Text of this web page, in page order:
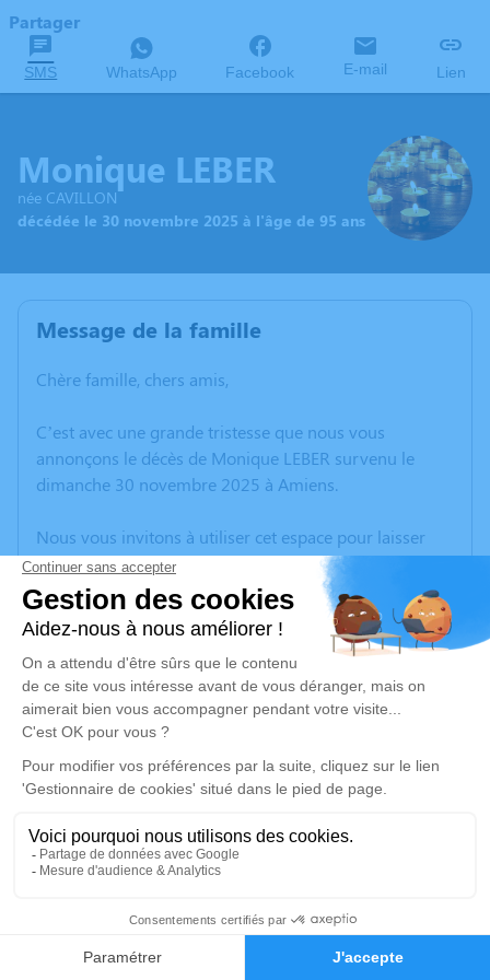
Faire-part Hommages
Partager
SMS WhatsApp Facebook E-mail Lien
Monique LEBER
née CAVILLON
décédée le 30 novembre 2025 à l'âge de 95 ans
Message de la famille
Chère famille, chers amis,
C’est avec une grande tristesse que nous vous
annonçons le décès de Monique LEBER survenu le
dimanche 30 novembre 2025 à Amiens.
Nous vous invitons à utiliser cet espace pour laisser
vos condoléances, partager des photos souvenirs, une
anecdote ou exprimer vos pensées à travers des
poèmes ou des textes. Cet endroit est un lieu
d'expression dédié à honorer la mémoire de Monique
LEBER.
Un service de plantation d’arbre hommage est
disponible ici.
Je rends hommage
Cérémonie religieuse
Église Sainte Thérèse d'Amiens
rue Albert Camus